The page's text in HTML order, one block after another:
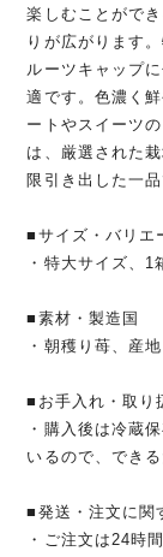
楽しむことがで
りが広がります
ルーツキャップ
適です。色濃く
ートやスイーツ
は、厳選された
限引き出した一品
■サイズ・バリエ
・特大サイズ、1
■素材・製造国
・朝穫り苺、産
■お手入れ・取り
・購入後は冷蔵
いるので、でき
■発送・注文に関
・ご注文は24時